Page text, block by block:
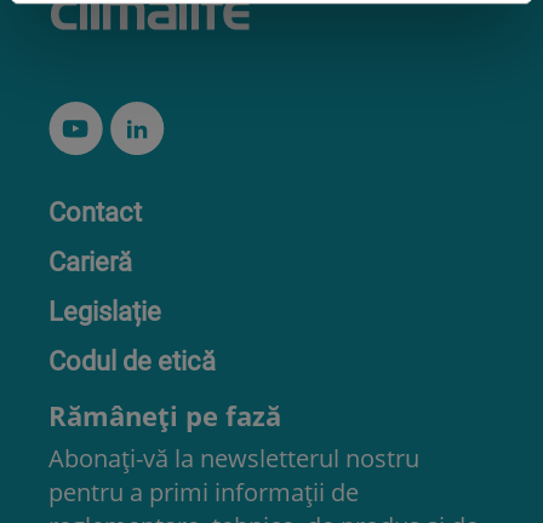
Contact
Carieră
Legislație
Codul de etică
Rămâneți pe fază
Abonați-vă la newsletterul nostru
pentru a primi informații de